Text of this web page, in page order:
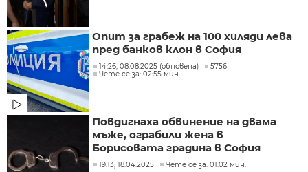
Опит за грабеж на 100 хиляди лева
пред банков клон в София
14:26, 08.08.2025 (обновена)
5756
Чете се за: 02:55 мин.
Повдигнаха обвинение на двама
мъже, ограбили жена в
Борисовата градина в София
19:13, 18.04.2025 Чете се за: 01:02 мин.